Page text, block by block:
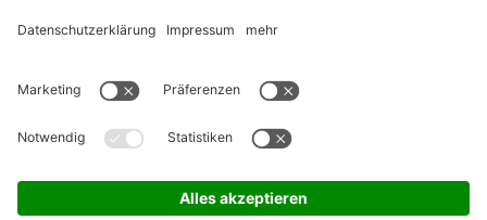
FÜR ARBEITGEBER & ARBEITNEHMER